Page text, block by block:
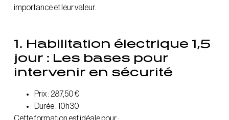
importance et leur valeur.
1. Habilitation électrique 1,5
jour : Les bases pour
intervenir en sécurité
Prix : 287,50 €
Durée : 10h30